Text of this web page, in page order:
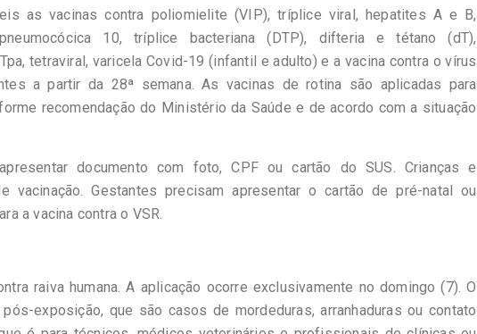
as vacinas contra poliomielite (VIP), tríplice viral, hepatites A e B,
10, tríplice bacteriana (DTP), difteria e tétano (dT),
tetraviral, varicela Covid-19 (infantil e adulto) e a vacina contra o vírus
a partir da 28ª semana. As vacinas de rotina são aplicadas para
recomendação do Ministério da Saúde e de acordo com a situação
documento com foto, CPF ou cartão do SUS. Crianças e
vacinação. Gestantes precisam apresentar o cartão de pré-natal ou
a vacina contra o VSR.
raiva humana. A aplicação ocorre exclusivamente no domingo (7). O
exposição, que são casos de mordeduras, arranhaduras ou contato